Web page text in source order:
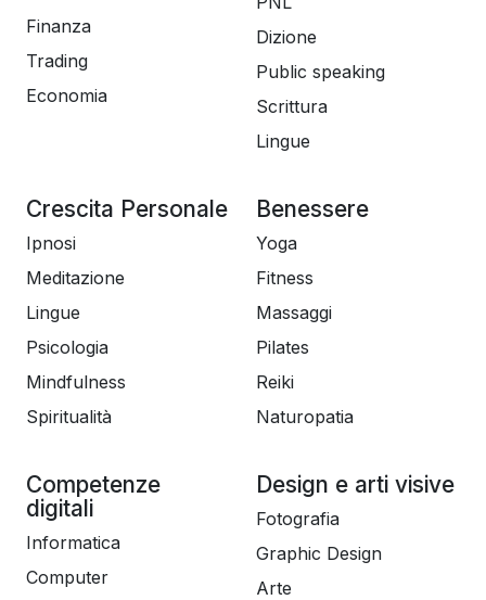
Finanza
Trading
Economia
Dizione
Public speaking
Scrittura
Lingue
Crescita Personale
Ipnosi
Meditazione
Lingue
Psicologia
Mindfulness
Spiritualità
Benessere
Yoga
Fitness
Massaggi
Pilates
Reiki
Naturopatia
Competenze
digitali
Informatica
Computer
Design e arti visive
Fotografia
Graphic Design
Arte